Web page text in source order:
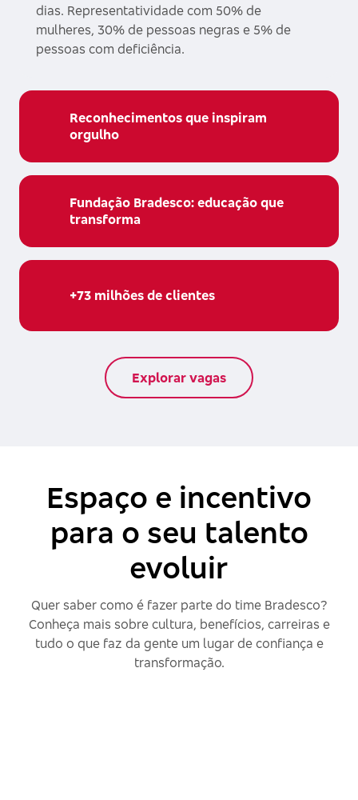
dias. Representatividade com 50% de
mulheres, 30% de pessoas negras e 5% de
pessoas com deficiência.
Reconhecimentos que inspiram
orgulho
Fundação Bradesco: educação que
transforma
+73 milhões de clientes
Explorar vagas
Espaço e incentivo
para o seu talento
evoluir
Quer saber como é fazer parte do time Bradesco?
Conheça mais sobre cultura, benefícios, carreiras e
tudo o que faz da gente um lugar de confiança e
transformação.